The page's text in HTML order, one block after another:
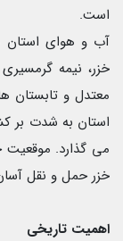
است.
آب و هوای استان
خزر، نیمه
معتدل و
استان به شدت بر
می گذارد. موقعیت
خزر حمل و نقل
اهمیت تاریخی